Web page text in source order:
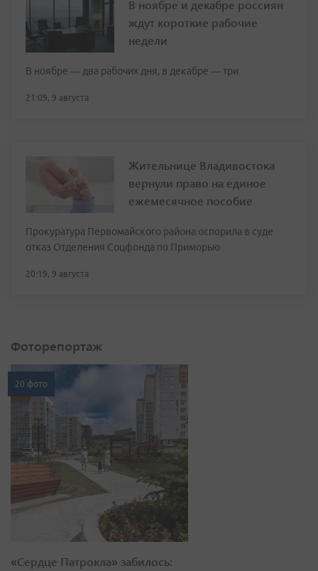
В ноябре и декабре россиян
ждут короткие рабочие
недели
В ноябре — два рабочих дня, в декабре — три
21:09, 9 августа
Жительнице Владивостока
вернули право на единое
ежемесячное пособие
Прокуратура Первомайского района оспорила в суде
отказ Отделения Соцфонда по Приморью
20:19, 9 августа
Фоторепортаж
20 фото
«Сердце Патрокла» забилось: